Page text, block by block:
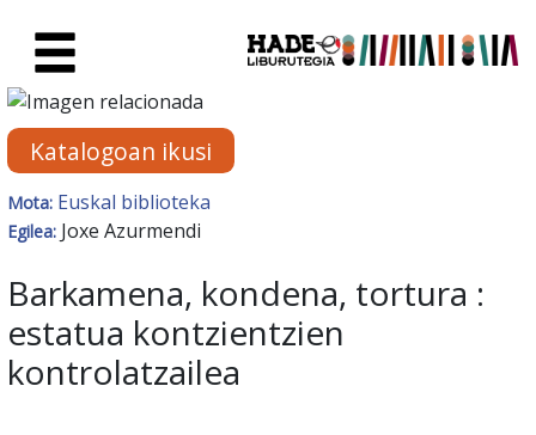
Eskuratu berriak Fitxa -
Katalogoan ikusi
Mota: Euskal biblioteka
Egilea: Joxe Azurmendi
Barkamena, kondena, tortura :
estatua kontzientzien
kontrolatzailea